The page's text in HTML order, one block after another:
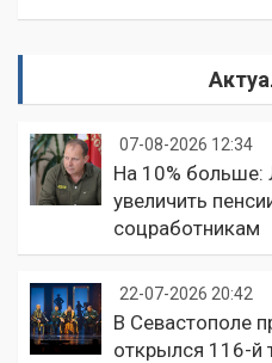
07-08-2026 12:34
На 10% больше:
увеличить
соцработникам
22-07-2026 20:42
В Севастополе
открылся 116-й